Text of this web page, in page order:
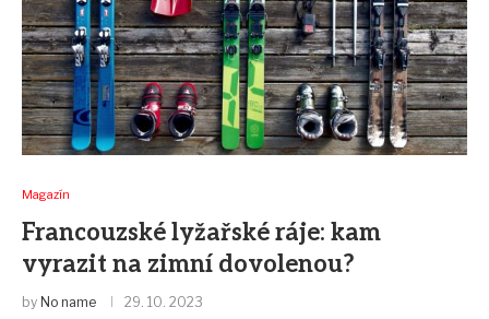
Magazín
Francouzské lyžařské ráje: kam
vyrazit na zimní dovolenou?
by No name 29. 10. 2023